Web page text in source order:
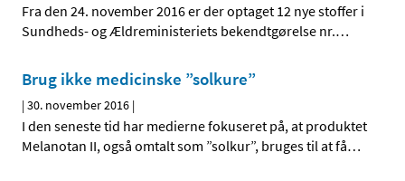
Fra den 24. november 2016 er der optaget 12 nye stoffer i
Sundheds- og Ældreministeriets bekendtgørelse nr.…
Brug ikke medicinske ”solkure”
|30. november 2016 |
I den seneste tid har medierne fokuseret på, at produktet
Melanotan II, også omtalt som ”solkur”, bruges til at få…